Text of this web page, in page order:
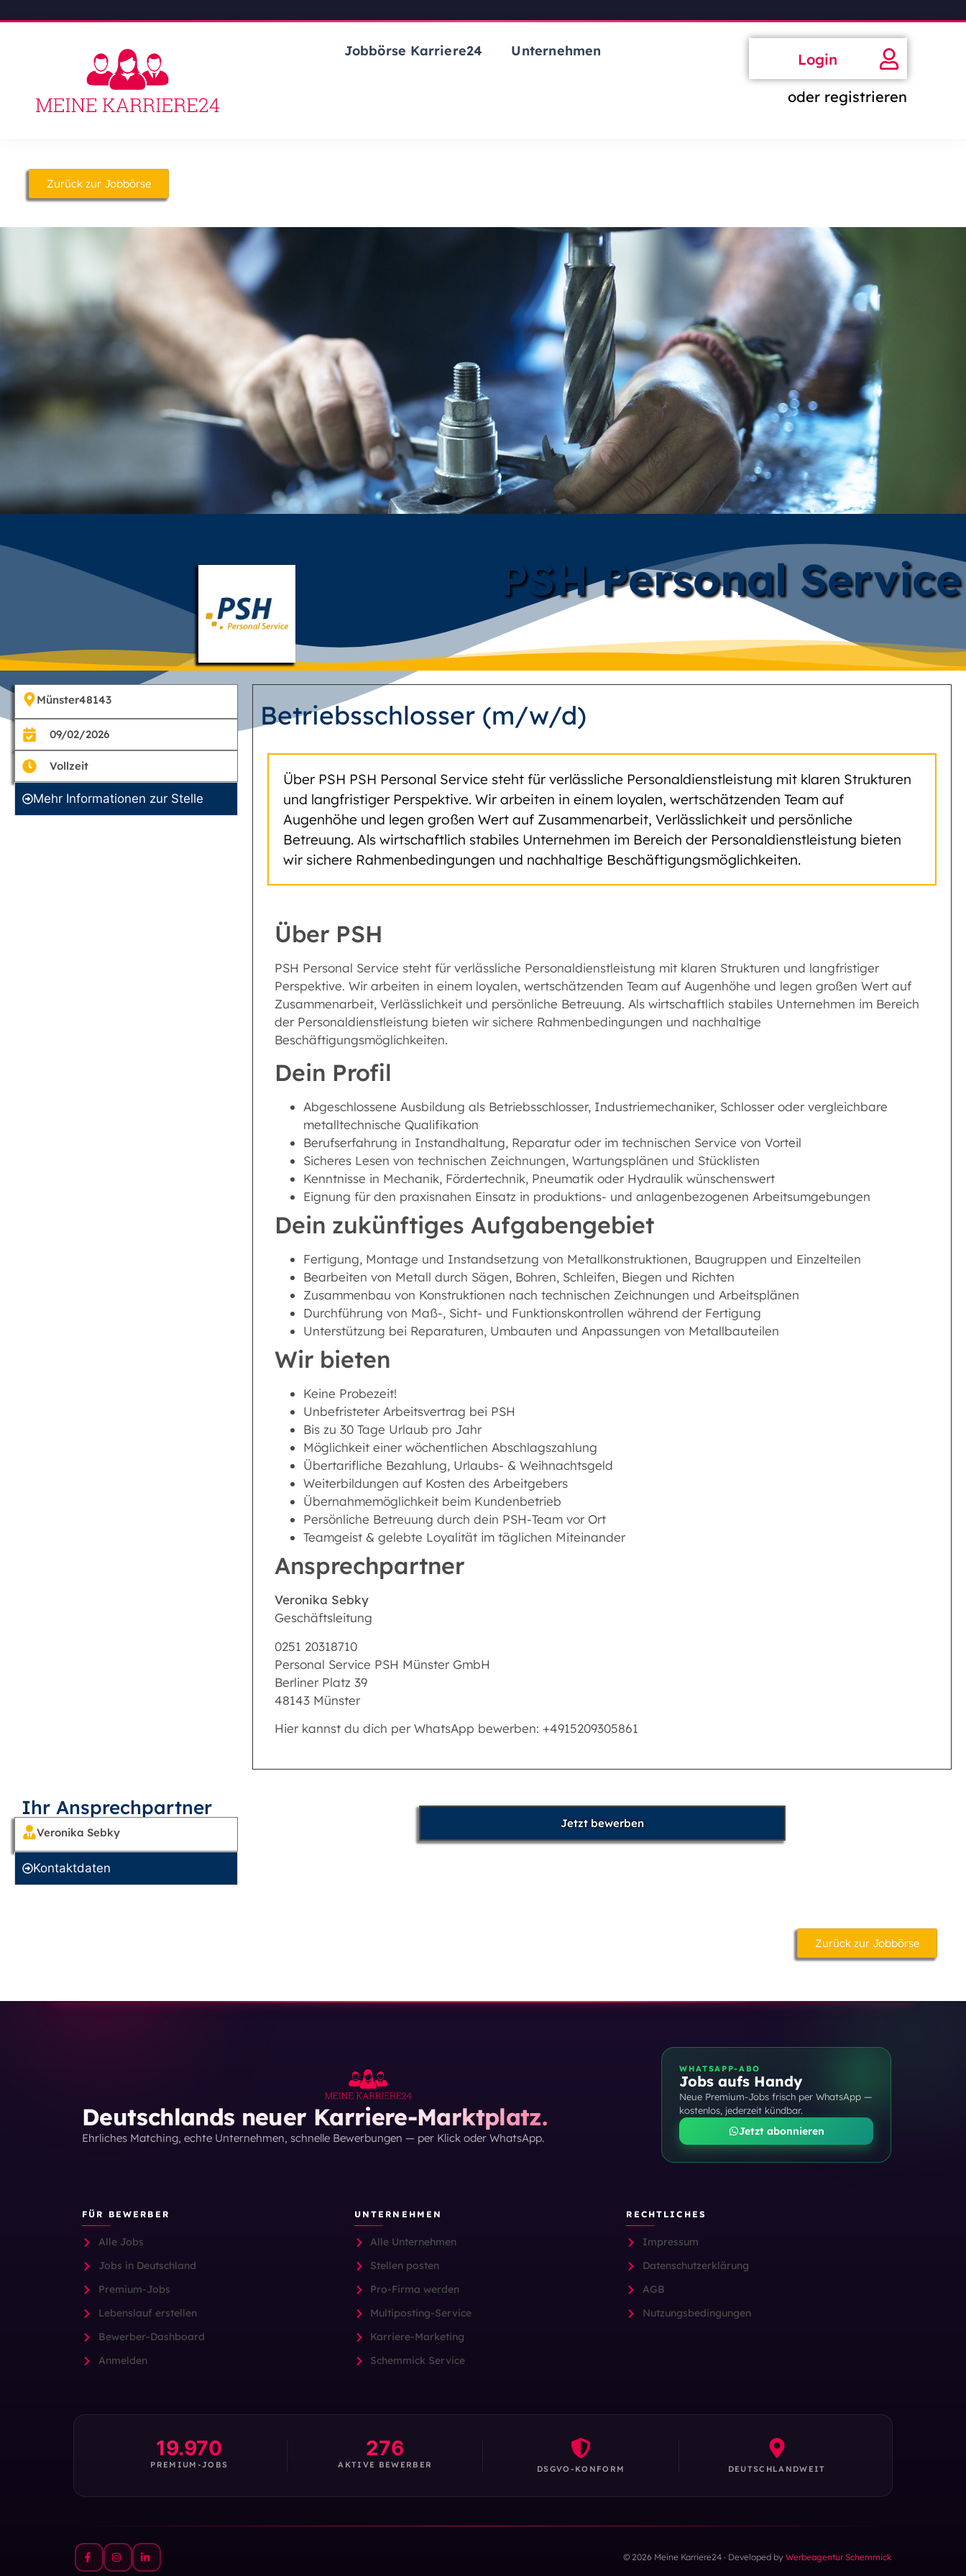
Jobbörse Karriere24 Unternehmen Login
oder registrieren
Zurück zur Jobbörse
PSH Personal Service
Münster48143
09/02/2026
Vollzeit
Mehr Informationen zur Stelle
Betriebsschlosser (m/w/d)
Über PSH PSH Personal Service steht für verlässliche Personaldienstleistung mit klaren Strukturen
und langfristiger Perspektive. Wir arbeiten in einem loyalen, wertschätzenden Team auf
Augenhöhe und legen großen Wert auf Zusammenarbeit, Verlässlichkeit und persönliche
Betreuung. Als wirtschaftlich stabiles Unternehmen im Bereich der Personaldienstleistung bieten
wir sichere Rahmenbedingungen und nachhaltige Beschäftigungsmöglichkeiten.
Über PSH
PSH Personal Service steht für verlässliche Personaldienstleistung mit klaren Strukturen und langfristiger
Perspektive. Wir arbeiten in einem loyalen, wertschätzenden Team auf Augenhöhe und legen großen Wert auf
Zusammenarbeit, Verlässlichkeit und persönliche Betreuung. Als wirtschaftlich stabiles Unternehmen im Bereich
der Personaldienstleistung bieten wir sichere Rahmenbedingungen und nachhaltige
Beschäftigungsmöglichkeiten.
Dein Profil
Abgeschlossene Ausbildung als Betriebsschlosser, Industriemechaniker, Schlosser oder vergleichbare
metalltechnische Qualifikation
Berufserfahrung in Instandhaltung, Reparatur oder im technischen Service von Vorteil
Sicheres Lesen von technischen Zeichnungen, Wartungsplänen und Stücklisten
Kenntnisse in Mechanik, Fördertechnik, Pneumatik oder Hydraulik wünschenswert
Eignung für den praxisnahen Einsatz in produktions- und anlagenbezogenen Arbeitsumgebungen
Dein zukünftiges Aufgabengebiet
Fertigung, Montage und Instandsetzung von Metallkonstruktionen, Baugruppen und Einzelteilen
Bearbeiten von Metall durch Sägen, Bohren, Schleifen, Biegen und Richten
Zusammenbau von Konstruktionen nach technischen Zeichnungen und Arbeitsplänen
Durchführung von Maß-, Sicht- und Funktionskontrollen während der Fertigung
Unterstützung bei Reparaturen, Umbauten und Anpassungen von Metallbauteilen
Wir bieten
Keine Probezeit!
Unbefristeter Arbeitsvertrag bei PSH
Bis zu 30 Tage Urlaub pro Jahr
Möglichkeit einer wöchentlichen Abschlagszahlung
Übertarifliche Bezahlung, Urlaubs- & Weihnachtsgeld
Weiterbildungen auf Kosten des Arbeitgebers
Übernahmemöglichkeit beim Kundenbetrieb
Persönliche Betreuung durch dein PSH-Team vor Ort
Teamgeist & gelebte Loyalität im täglichen Miteinander
Ansprechpartner
Veronika Sebky
Geschäftsleitung
0251 20318710
Personal Service PSH Münster GmbH
Berliner Platz 39
48143 Münster
Hier kannst du dich per WhatsApp bewerben: +4915209305861
Ihr Ansprechpartner
Veronika Sebky
Kontakt­daten
Jetzt bewerben
Zurück zur Jobbörse
Deutschlands neuer Karriere-Marktplatz.
Ehrliches Matching, echte Unternehmen, schnelle Bewerbungen — per Klick oder WhatsApp.
WHATSAPP-ABO
Jobs aufs Handy
Neue Premium-Jobs frisch per WhatsApp —
kostenlos, jederzeit kündbar.
Jetzt abonnieren
FÜR BEWERBER
Alle Jobs
Jobs in Deutschland
Premium-Jobs
Lebenslauf erstellen
Bewerber-Dashboard
Anmelden
UNTERNEHMEN
Alle Unternehmen
Stellen posten
Pro-Firma werden
Multiposting-Service
Karriere-Marketing
Schemmick Service
RECHTLICHES
Impressum
Datenschutzerklärung
AGB
Nutzungsbedingungen
19.970
PREMIUM-JOBS
276
AKTIVE BEWERBER DSGVO-KONFORM DEUTSCHLANDWEIT
© 2026 Meine Karriere24 · Developed by Werbeagentur Schemmick